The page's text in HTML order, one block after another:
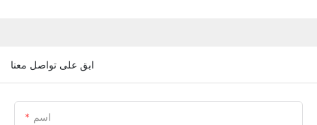
ابق على تواصل معنا
اسم